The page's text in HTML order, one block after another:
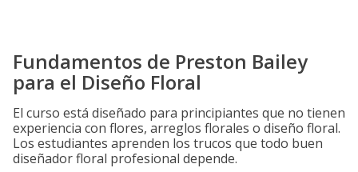
Fundamentos de Preston Bailey
para el Diseño Floral
El curso está diseñado para principiantes que no tienen
experiencia con flores, arreglos florales o diseño floral.
Los estudiantes aprenden los trucos que todo buen
diseñador floral profesional depende.